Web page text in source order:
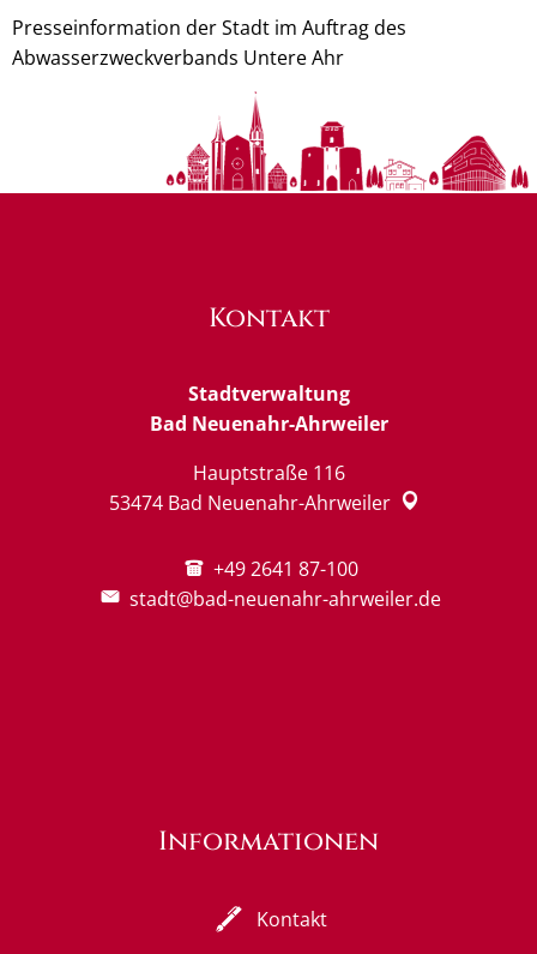
Presseinformation der Stadt im Auftrag des
Abwasserzweckverbands Untere Ahr
Kontakt
Stadtverwaltung
Bad Neuenahr-Ahrweiler
Hauptstraße 116
53474 Bad Neuenahr-Ahrweiler
+49 2641 87-100
stadt@bad-neuenahr-ahrweiler.de
Informationen
Kontakt